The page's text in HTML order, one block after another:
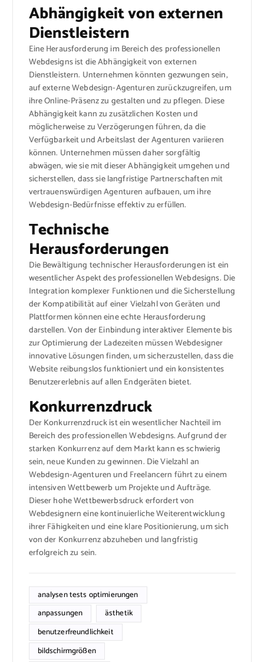
Abhängigkeit von externen
Dienstleistern
Eine Herausforderung im Bereich des professionellen
Webdesigns ist die Abhängigkeit von externen
Dienstleistern. Unternehmen könnten gezwungen sein,
auf externe Webdesign-Agenturen zurückzugreifen, um
ihre Online-Präsenz zu gestalten und zu pflegen. Diese
Abhängigkeit kann zu zusätzlichen Kosten und
möglicherweise zu Verzögerungen führen, da die
Verfügbarkeit und Arbeitslast der Agenturen variieren
können. Unternehmen müssen daher sorgfältig
abwägen, wie sie mit dieser Abhängigkeit umgehen und
sicherstellen, dass sie langfristige Partnerschaften mit
vertrauenswürdigen Agenturen aufbauen, um ihre
Webdesign-Bedürfnisse effektiv zu erfüllen.
Technische
Herausforderungen
Die Bewältigung technischer Herausforderungen ist ein
wesentlicher Aspekt des professionellen Webdesigns. Die
Integration komplexer Funktionen und die Sicherstellung
der Kompatibilität auf einer Vielzahl von Geräten und
Plattformen können eine echte Herausforderung
darstellen. Von der Einbindung interaktiver Elemente bis
zur Optimierung der Ladezeiten müssen Webdesigner
innovative Lösungen finden, um sicherzustellen, dass die
Website reibungslos funktioniert und ein konsistentes
Benutzererlebnis auf allen Endgeräten bietet.
Konkurrenzdruck
Der Konkurrenzdruck ist ein wesentlicher Nachteil im
Bereich des professionellen Webdesigns. Aufgrund der
starken Konkurrenz auf dem Markt kann es schwierig
sein, neue Kunden zu gewinnen. Die Vielzahl an
Webdesign-Agenturen und Freelancern führt zu einem
intensiven Wettbewerb um Projekte und Aufträge.
Dieser hohe Wettbewerbsdruck erfordert von
Webdesignern eine kontinuierliche Weiterentwicklung
ihrer Fähigkeiten und eine klare Positionierung, um sich
von der Konkurrenz abzuheben und langfristig
erfolgreich zu sein.
analysen tests optimierungen
anpassungen
ästhetik
benutzerfreundlichkeit
bildschirmgrößen